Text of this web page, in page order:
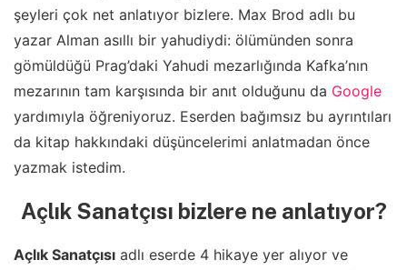
şeyleri çok net anlatıyor bizlere. Max Brod adlı bu
yazar Alman asıllı bir yahudiydi: ölümünden sonra
gömüldüğü Prag’daki Yahudi mezarlığında Kafka’nın
mezarının tam karşısında bir anıt olduğunu da Google
yardımıyla öğreniyoruz. Eserden bağımsız bu ayrıntıları
da kitap hakkındaki düşüncelerimi anlatmadan önce
yazmak istedim.
Açlık Sanatçısı bizlere ne anlatıyor?
Açlık Sanatçısı adlı eserde 4 hikaye yer alıyor ve